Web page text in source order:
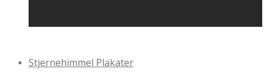
Stjernehimmel Plakater